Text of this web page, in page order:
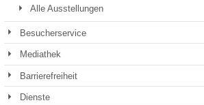
Alle Ausstellungen
Besucherservice
Mediathek
Barrierefreiheit
Dienste